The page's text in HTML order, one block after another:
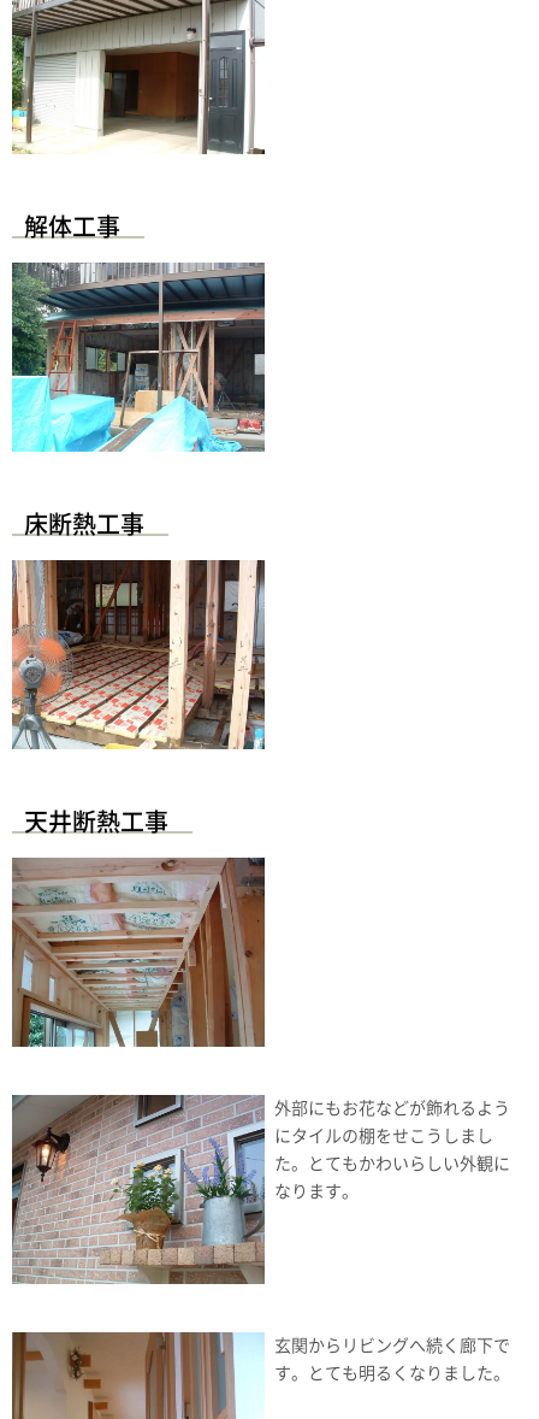
解体工事
床断熱工事
天井断熱工事
外部にもお花などが飾れるよう
にタイルの棚をせこうしまし
た。とてもかわいらしい外観に
なります。
玄関からリビングへ続く廊下で
す。とても明るくなりました。